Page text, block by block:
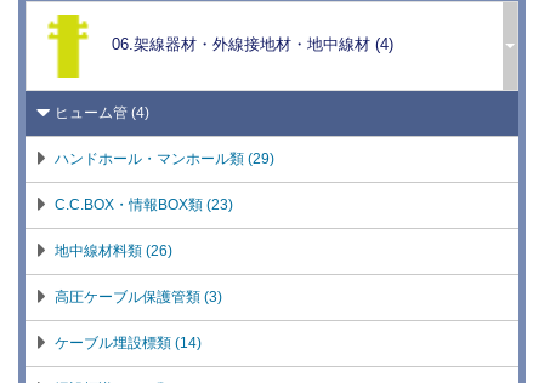
コネクター (8)
槍出金具 (5)
交通信号・道路標識装柱用品 (1)
防災無線施設装柱用品 (5)
発変電所用がいし (5)
配電線用がいし (12)
送電線用がいし (10)
06.架線器材・外線接地材・地中線材 (4)
JRCケーブルトラフ (1)
ヒューム管 (4)
ハンドホール・マンホール類 (29)
C.C.BOX・情報BOX類 (23)
地中線材料類 (26)
高圧ケーブル保護管類 (3)
ケーブル埋設標類 (14)